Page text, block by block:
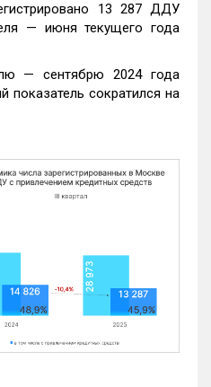
13 287 ДДУ
— июня текущего года
— сентябрю 2024 года
показатель сократился на